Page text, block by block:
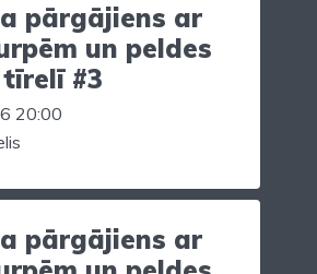
pārgājiens ar
un peldes
#3
20:00
pārgājiens ar